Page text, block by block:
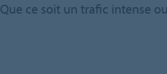
Que ce soit un trafic intense